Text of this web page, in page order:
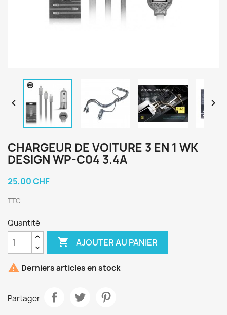
 
CHARGEUR DE VOITURE 3 EN 1 WK
DESIGN WP-C04 3.4A
25,00 CHF
TTC
Quantité
 AJOUTER AU PANIER
 Derniers articles en stock
Partager